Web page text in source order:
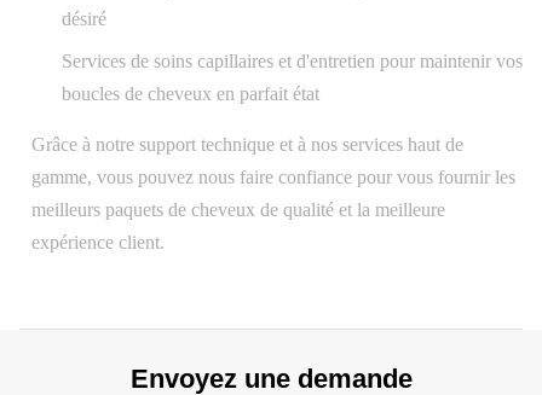
désiré
Services de soins capillaires et d'entretien pour maintenir vos
boucles de cheveux en parfait état
Grâce à notre support technique et à nos services haut de
gamme, vous pouvez nous faire confiance pour vous fournir les
meilleurs paquets de cheveux de qualité et la meilleure
expérience client.
Envoyez une demande